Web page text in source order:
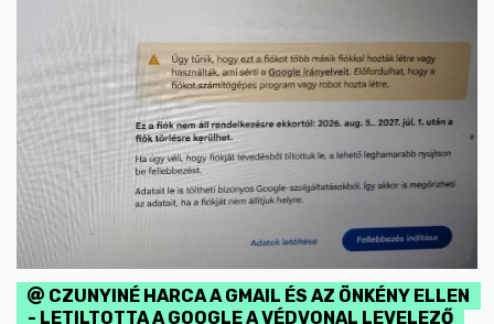
CZUNYINÉ HARCA A GMAIL ÉS AZ ÖNKÉNY ELLEN
- LETILTOTTA A GOOGLE A VÉDVONAL LEVELEZŐ